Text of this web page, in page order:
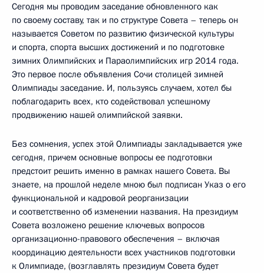
Сегодня мы проводим заседание обновленного как
по своему составу, так и по структуре Совета – теперь он
называется Советом по развитию физической культуры
и спорта, спорта высших достижений и по подготовке
зимних Олимпийских и Параолимпийских игр 2014 года.
Это первое после объявления Сочи столицей зимней
Олимпиады заседание. И, пользуясь случаем, хотел бы
поблагодарить всех, кто содействовал успешному
продвижению нашей олимпийской заявки.
Без сомнения, успех этой Олимпиады закладывается уже
сегодня, причем основные вопросы ее подготовки
предстоит решить именно в рамках нашего Совета. Вы
знаете, на прошлой неделе мною был подписан Указ о его
функциональной и кадровой реорганизации
и соответственно об изменении названия. На президиум
Совета возложено решение ключевых вопросов
организационно-правового обеспечения – включая
координацию деятельности всех участников подготовки
к Олимпиаде, (возглавлять президиум Совета будет